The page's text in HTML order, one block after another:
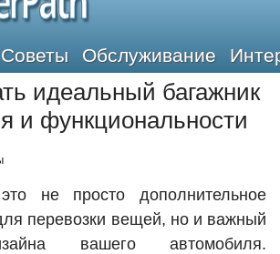
Советы Обслуживание
идеальный багажник
и функциональности
не просто дополнительное
перевозки вещей, но и важный
вашего автомобиля.